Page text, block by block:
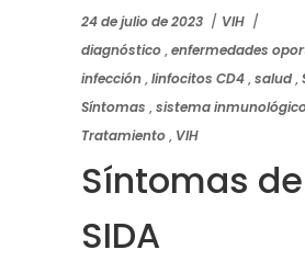
24 de julio de 2023
VIH
diagnóstico,enfermedades
infección,linfocitos CD4,salud,
Síntomas ,sistema
Tratamiento, VIH
Síntomas
SIDA